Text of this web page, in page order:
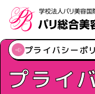
プライバシーポ
プライ